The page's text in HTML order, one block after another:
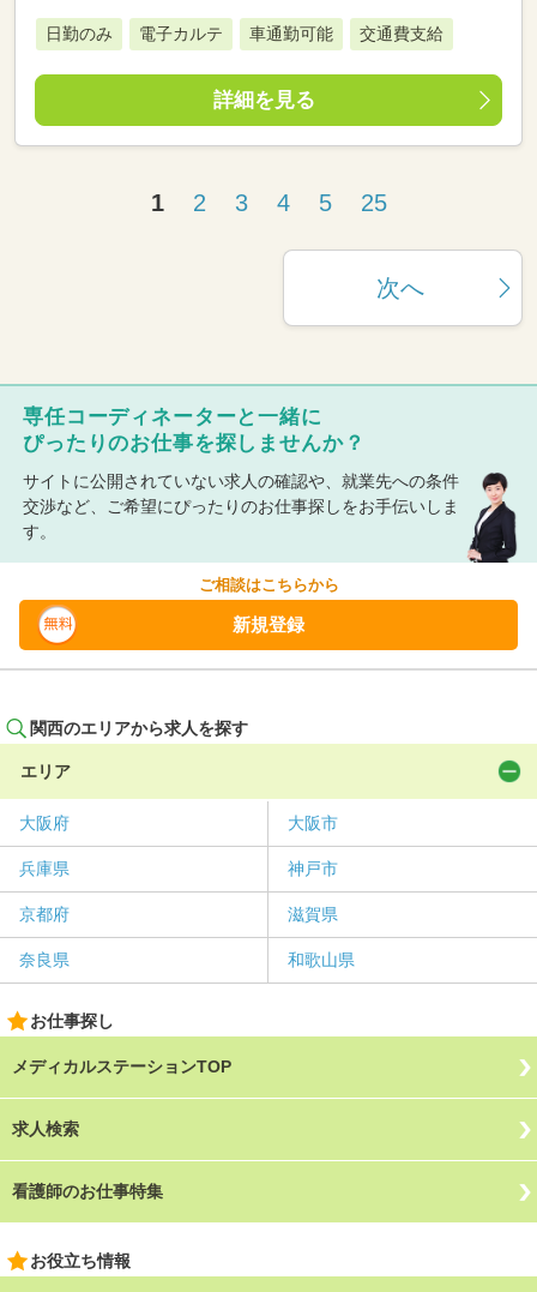
日勤のみ 電子カルテ 車通勤可能 交通費支給
詳細を見る
1 2 3 4 5 25
次へ
専任コーディネーターと一緒に
ぴったりのお仕事を探しませんか？
サイトに公開されていない求人の確認や、就業先への条件
交渉など、ご希望にぴったりのお仕事探しをお手伝いしま
す。
ご相談はこちらから
新規登録
関西のエリアから求人を探す
エリア
大阪府 大阪市
兵庫県 神戸市
京都府 滋賀県
奈良県 和歌山県
お仕事探し
メディカルステーションTOP
求人検索
看護師のお仕事特集
お役立ち情報